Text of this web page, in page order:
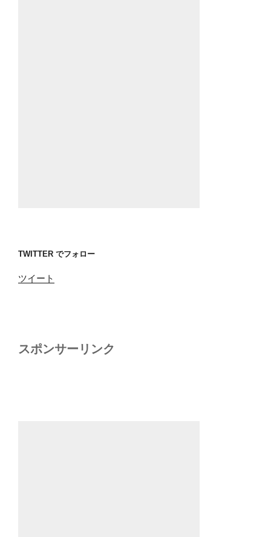
TWITTER でフォロー
ツイート
スポンサーリンク